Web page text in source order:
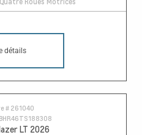
détails
# 261040
LT 2026